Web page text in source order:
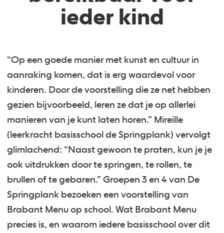
ieder kind
“Op een goede manier met kunst en cultuur in
aanraking komen, dat is erg waardevol voor
kinderen. Door de voorstelling die ze net hebben
gezien bijvoorbeeld, leren ze dat je op allerlei
manieren van je kunt laten horen.” Mireille
(leerkracht basisschool de Springplank) vervolgt
glimlachend: “Naast gewoon te praten, kun je je
ook uitdrukken door te springen, te rollen, te
brullen of te gebaren.” Groepen 3 en 4 van De
Springplank bezoeken een voorstelling van
Brabant Menu op school. Wat Brabant Menu
precies is, en waarom iedere basisschool over dit